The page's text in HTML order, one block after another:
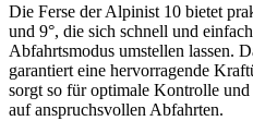
Die Ferse der Alpinist 10 bietet
und 9°, die sich schnell und
Abfahrtsmodus umstellen lassen.
garantiert eine hervorragende
sorgt so für optimale Kontrolle
auf anspruchsvollen Abfahrten.